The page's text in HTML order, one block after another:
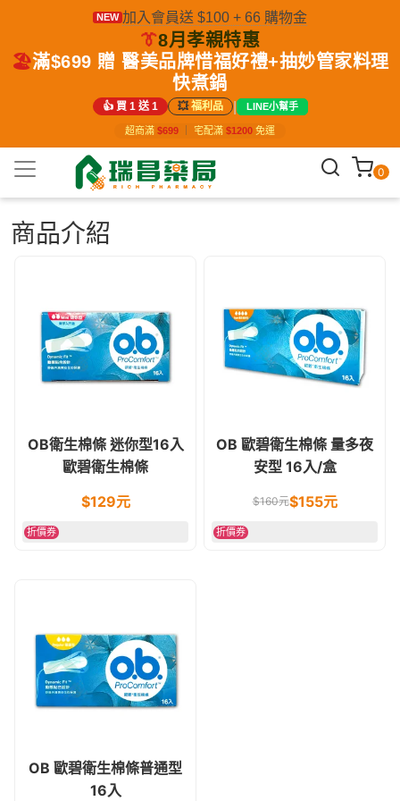
NEW 加入會員送 $100 + 66 購物金
👔8月孝親特惠
🏖️滿$699 贈 醫美品牌惜福好禮+抽妙管家料理
快煮鍋
👍 買 1 送 1 💥福利品 | LINE小幫手
超商滿 $699 宅配滿 $1200 免運
0
商品介紹
OB衛生棉條 迷你型16入
歐碧衛生棉條
$129元
折價券
OB 歐碧衛生棉條 量多夜
安型 16入/盒
$160元$155元
折價券
OB 歐碧衛生棉條普通型
16入